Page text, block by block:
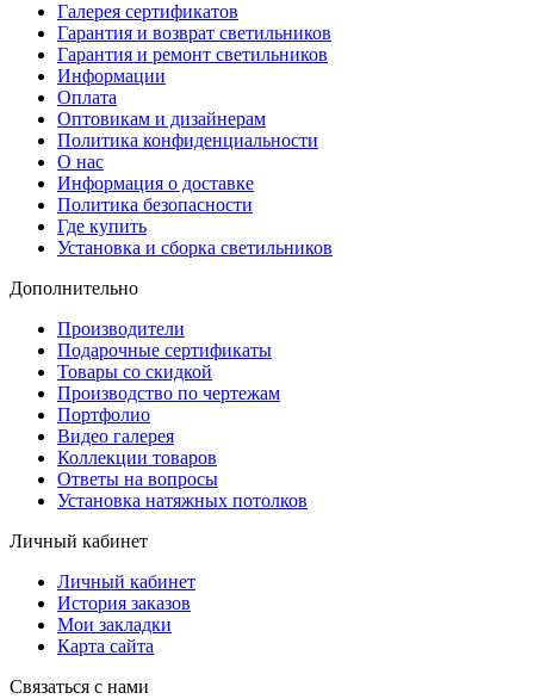
Галерея сертификатов
Гарантия и возврат светильников
Гарантия и ремонт светильников
Информации
Оплата
Оптовикам и дизайнерам
Политика конфиденциальности
О нас
Информация о доставке
Политика безопасности
Где купить
Установка и сборка светильников
Дополнительно
Производители
Подарочные сертификаты
Товары со скидкой
Производство по чертежам
Портфолио
Видео галерея
Коллекции товаров
Ответы на вопросы
Установка натяжных потолков
Личный кабинет
Личный кабинет
История заказов
Мои закладки
Карта сайта
Связаться с нами